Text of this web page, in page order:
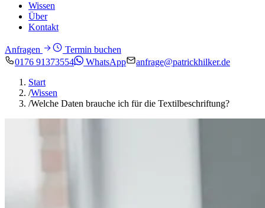
Wissen
Über
Kontakt
Anfragen
Termin buchen
0176 91373554
WhatsApp
anfrage@patrickhilker.de
Start
/Wissen
/Welche Daten brauche ich für die Textilbeschriftung?